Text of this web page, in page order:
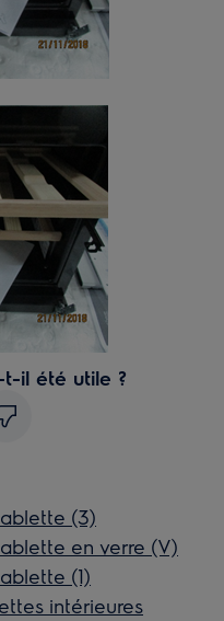
il été utile ?
(3)
en verre (V)
(1)
intérieures